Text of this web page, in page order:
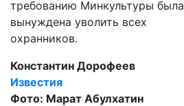
требованию Минкультуры была
вынуждена уволить всех
охранников.
Константин Дорофеев
Известия
Фото: Марат Абулхатин